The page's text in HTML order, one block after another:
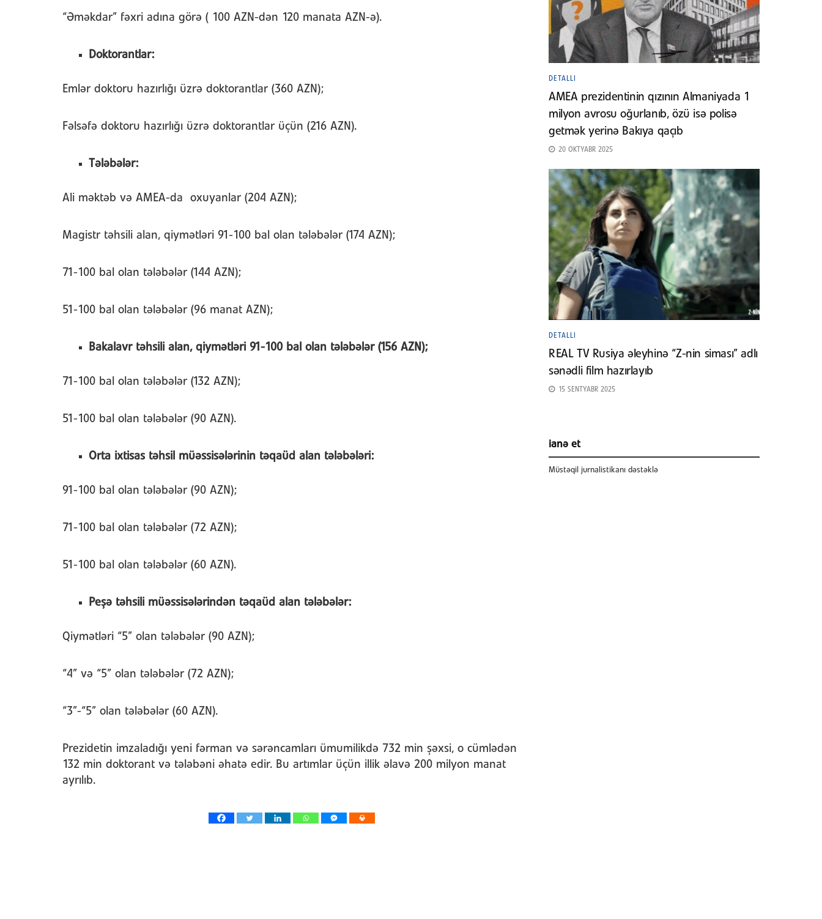
“Əməkdar” fəxri adına görə ( 100 AZN-dən 120 manata AZN-ə).
Doktorantlar:
Emlər doktoru hazırlığı üzrə doktorantlar (360 AZN);
Fəlsəfə doktoru hazırlığı üzrə doktorantlar üçün (216 AZN).
Tələbələr:
Ali məktəb və AMEA-da oxuyanlar (204 AZN);
Magistr təhsili alan, qiymətləri 91-100 bal olan tələbələr (174 AZN);
71-100 bal olan tələbələr (144 AZN);
51-100 bal olan tələbələr (96 manat AZN);
Bakalavr təhsili alan, qiymətləri 91-100 bal olan tələbələr (156 AZN);
71-100 bal olan tələbələr (132 AZN);
51-100 bal olan tələbələr (90 AZN).
Orta ixtisas təhsil müəssisələrinin təqaüd alan tələbələri:
91-100 bal olan tələbələr (90 AZN);
71-100 bal olan tələbələr (72 AZN);
51-100 bal olan tələbələr (60 AZN).
Peşə təhsili müəssisələrindən təqaüd alan tələbələr:
Qiymətləri “5” olan tələbələr (90 AZN);
“4” və “5” olan tələbələr (72 AZN);
“3”-“5” olan tələbələr (60 AZN).
Prezidetin imzaladığı yeni fərman və sərəncamları ümumilikdə 732 min şəxsi, o cümlədən
132 min doktorant və tələbəni əhatə edir. Bu artımlar üçün illik əlavə 200 milyon manat
ayrılıb.
DETALLI
AMEA prezidentinin qızının Almaniyada 1
milyon avrosu oğurlanıb, özü isə polisə
getmək yerinə Bakıya qaçıb
20 OKTYABR 2025
DETALLI
REAL TV Rusiya əleyhinə “Z-nin siması” adlı
sənədli film hazırlayıb
15 SENTYABR 2025
ianə et
Müstəqil jurnalistikanı dəstəklə